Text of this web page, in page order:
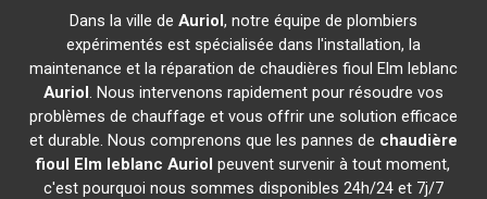
Dans la ville de Auriol, notre équipe de plombiers
expérimentés est spécialisée dans l'installation, la
maintenance et la réparation de chaudières fioul Elm leblanc
Auriol. Nous intervenons rapidement pour résoudre vos
problèmes de chauffage et vous offrir une solution efficace
et durable. Nous comprenons que les pannes de chaudière
fioul Elm leblanc Auriol peuvent survenir à tout moment,
c'est pourquoi nous sommes disponibles 24h/24 et 7j/7